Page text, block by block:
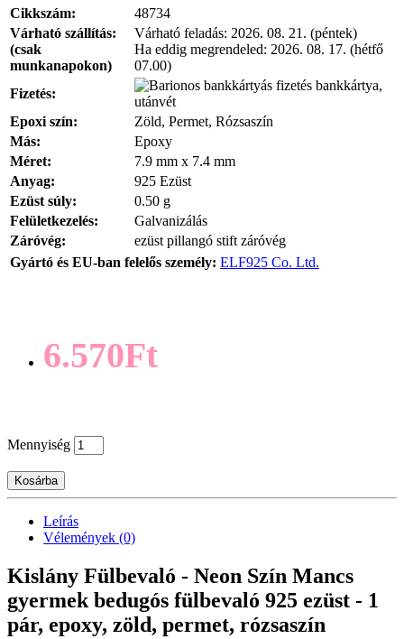
Cikkszám:
48734
Várható szállítás:
(csak
munkanapokon)
Várható feladás: 2026. 08. 21. (péntek)
Ha eddig megrendeled: 2026. 08. 17. (hétfő
07.00)
Fizetés:
bankkártya,
utánvét
Epoxi szín:
Zöld, Permet, Rózsaszín
Más:
Epoxy
Méret:
7.9 mm x 7.4 mm
Anyag:
925 Ezüst
Ezüst súly:
0.50 g
Felületkezelés:
Galvanizálás
Záróvég:
ezüst pillangó stift záróvég
Gyártó és EU-ban felelős személy: ELF925 Co. Ltd.
6.570Ft
Mennyiség
Kosárba
Leírás
Vélemények (0)
Kislány Fülbevaló - Neon Szín Mancs
gyermek bedugós fülbevaló 925 ezüst - 1
pár, epoxy, zöld, permet, rózsaszín